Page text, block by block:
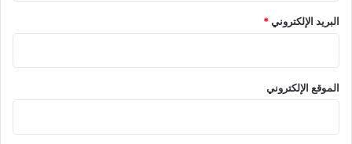
البريد الإلكتروني*
الموقع الإلكتروني